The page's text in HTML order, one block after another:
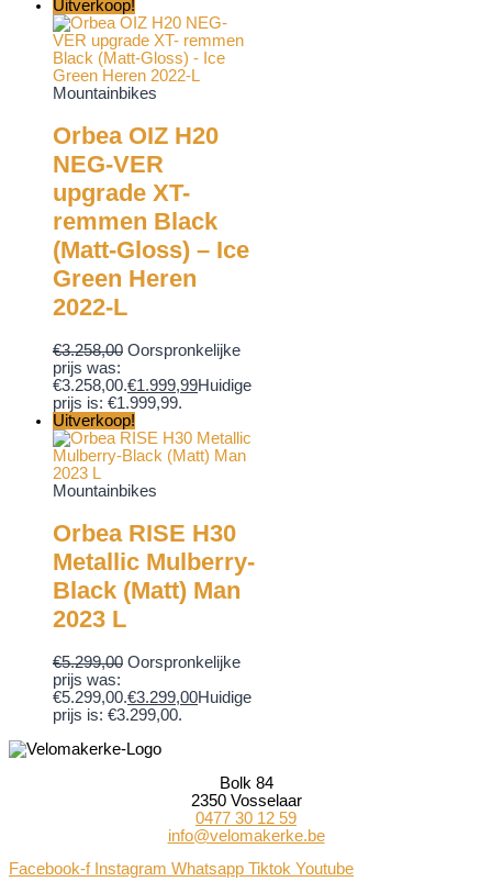
Uitverkoop!
Mountainbikes
Orbea OIZ H20
NEG-VER
upgrade XT-
remmen Black
(Matt-Gloss) – Ice
Green Heren
2022-L
€3.258,00 Oorspronkelijke
prijs was:
€3.258,00.€1.999,99Huidige
prijs is: €1.999,99.
Uitverkoop!
Mountainbikes
Orbea RISE H30
Metallic Mulberry-
Black (Matt) Man
2023 L
€5.299,00 Oorspronkelijke
prijs was:
€5.299,00.€3.299,00Huidige
prijs is: €3.299,00.
Bolk 84
2350 Vosselaar
0477 30 12 59
info@velomakerke.be
Facebook-f Instagram Whatsapp Tiktok Youtube